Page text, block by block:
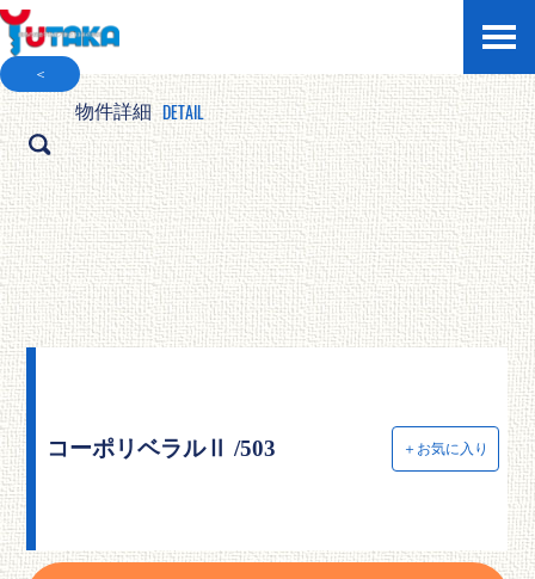
＜
物件詳細 DETAIL
コーポリベラルⅡ /503 ＋お気に入り